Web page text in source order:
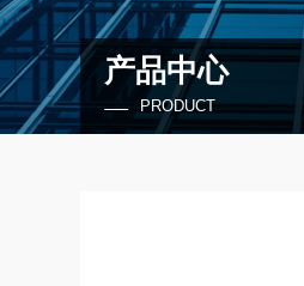
产品中心
PRODUCT